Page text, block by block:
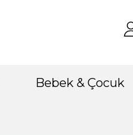
Bebek & Çocuk